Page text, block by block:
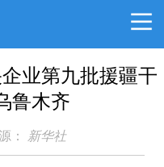
业第九批援疆干
鲁木齐
： 新华社